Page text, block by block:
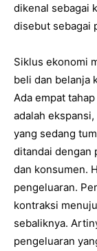
dikenal sebagai
disebut sebagai
Siklus ekonomi
beli dan belanja
Ada empat
adalah
yang sedang
ditandai dengan
dan konsumen.
pengeluaran.
kontraksi
sebaliknya.
pengeluaran